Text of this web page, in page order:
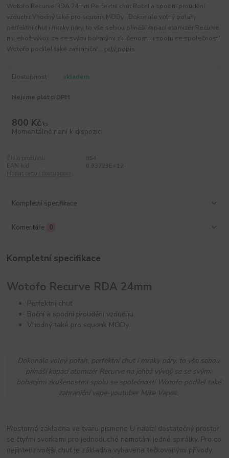
Wotofo Recurve RDA 24mm Perfektní chuť Boční a spodní proudění
vzduchu Vhodný také pro squonk MODy Dokonale volný potah,
perfektní chuť i mraky páry, to vše sebou přináší kapací atomizér Recurve
na jehož vývoji se se svými bohatými zkušenostmi spolu se společností
Wotofo podílel také zahraniční... celý popis
Dostupnost skladem
Nejsme plátci DPH
800 Kč/ks
Momentálně není k dispozici
Kompletní specifikace
Komentáře 0
Kompletní specifikace
Wotofo Recurve RDA 24mm
Perfektní chuť
Boční a spodní proudění vzduchu
Vhodný také pro squonk MODy
Dokonale volný potah, perfektní chuť i mraky páry, to vše sebou
přináší kapací atomizér Recurve na jehož vývoji se se svými
bohatými zkušenostmi spolu se společností Wotofo podílel také
zahraniční vape-youtuber Mike Vapes.
Prostorná základna ve tvaru písmene U nabízí dostatečný prostor
se čtyřmi svorkami pro jednoduché namotání jedné spirálky. Pro co
nejintenzivnější chuť je základna vybavena tečkovanými přívody